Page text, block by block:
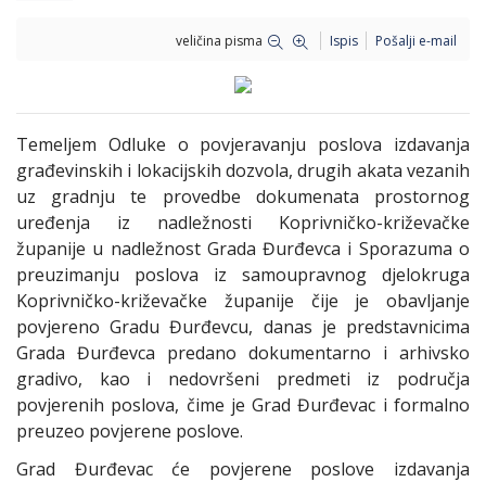
veličina pisma Ispis Pošalji e-mail
Temeljem Odluke o povjeravanju poslova izdavanja
građevinskih i lokacijskih dozvola, drugih akata vezanih
uz gradnju te provedbe dokumenata prostornog
uređenja iz nadležnosti Koprivničko-križevačke
županije u nadležnost Grada Đurđevca i Sporazuma o
preuzimanju poslova iz samoupravnog djelokruga
Koprivničko-križevačke županije čije je obavljanje
povjereno Gradu Đurđevcu, danas je predstavnicima
Grada Đurđevca predano dokumentarno i arhivsko
gradivo, kao i nedovršeni predmeti iz područja
povjerenih poslova, čime je Grad Đurđevac i formalno
preuzeo povjerene poslove.
Grad Đurđevac će povjerene poslove izdavanja